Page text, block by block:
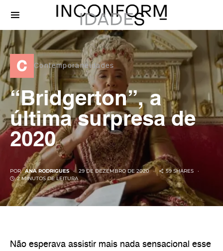
c Contemporaneidades
“Bridgerton”, a
última surpresa de
2020
POR ANA RODRIGUES 29 DE DEZEMBRO DE 2020
59 SHARES
2 MINUTOS DE LEITURA
Não esperava assistir mais nada sensacional esse